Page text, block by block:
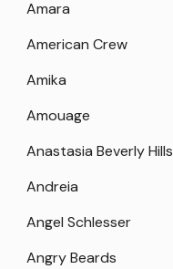
Amara
American Crew
Amika
Amouage
Anastasia Beverly Hills
Andreia
Angel Schlesser
Angry Beards